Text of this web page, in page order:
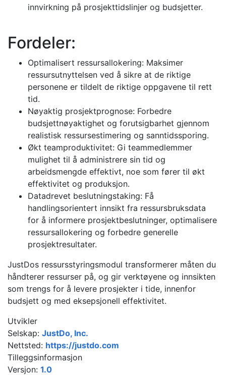
innvirkning på prosjekttidslinjer og budsjetter.
Fordeler:
Optimalisert ressursallokering: Maksimer
ressursutnyttelsen ved å sikre at de riktige
personene er tildelt de riktige oppgavene til rett
tid.
Nøyaktig prosjektprognose: Forbedre
budsjettnøyaktighet og forutsigbarhet gjennom
realistisk ressursestimering og sanntidssporing.
Økt teamproduktivitet: Gi teammedlemmer
mulighet til å administrere sin tid og
arbeidsmengde effektivt, noe som fører til økt
effektivitet og produksjon.
Datadrevet beslutningstaking: Få
handlingsorientert innsikt fra ressursbruksdata
for å informere prosjektbeslutninger, optimalisere
ressursallokering og forbedre generelle
prosjektresultater.
JustDos ressursstyringsmodul transformerer måten du
håndterer ressurser på, og gir verktøyene og innsikten
som trengs for å levere prosjekter i tide, innenfor
budsjett og med eksepsjonell effektivitet.
Utvikler
Selskap: JustDo, Inc.
Nettsted: https://justdo.com
Tilleggsinformasjon
Versjon: 1.0